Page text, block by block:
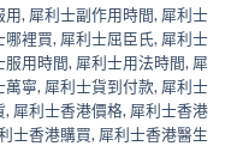
用, 犀利士副作用時間, 犀利士
哪裡買, 犀利士屈臣氏, 犀利士
服用時間, 犀利士用法時間, 犀
萬寧, 犀利士貨到付款, 犀利士
, 犀利士香港價格, 犀利士香港
士香港購買, 犀利士香港醫生